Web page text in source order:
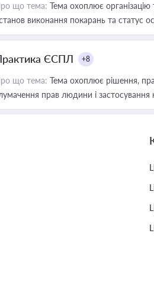
що тема: Тема охоплює організацію
виконання покарань та статус
ЄСПЛ +8
що тема: Тема охоплює рішення,
прав людини і застосування